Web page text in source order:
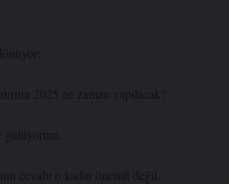
2025 ne zaman yapılacak?
cevabı o kadar önemli değil.